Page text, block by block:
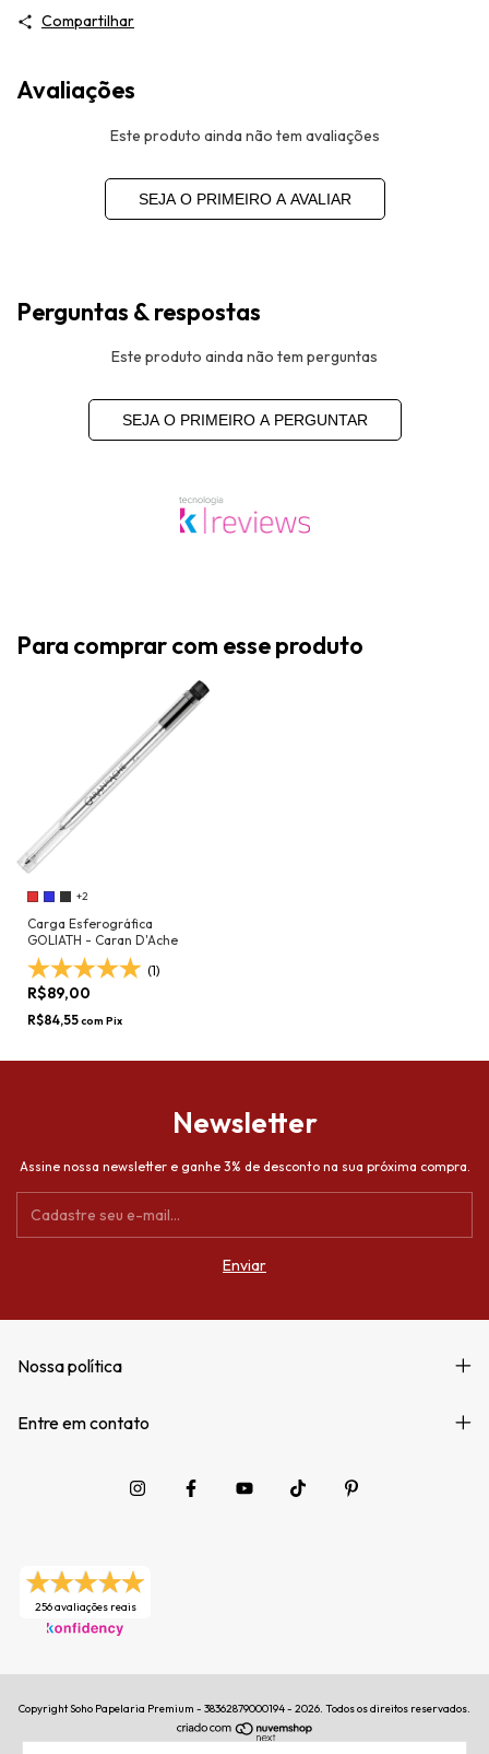
Compartilhar
Avaliações
Este produto ainda não tem avaliações
SEJA O PRIMEIRO A AVALIAR
Perguntas & respostas
Este produto ainda não tem perguntas
SEJA O PRIMEIRO A PERGUNTAR
Para comprar com esse produto
+2
Carga Esferográfica
GOLIATH - Caran D'Ache
(1)
R$89,00
R$84,55com Pix
Newsletter
Assine nossa newsletter e ganhe 3% de desconto na sua próxima compra.
Nossa política
Entre em contato
256 avaliações reais
Copyright Soho Papelaria Premium - 38362879000194 - 2026. Todos os direitos reservados.